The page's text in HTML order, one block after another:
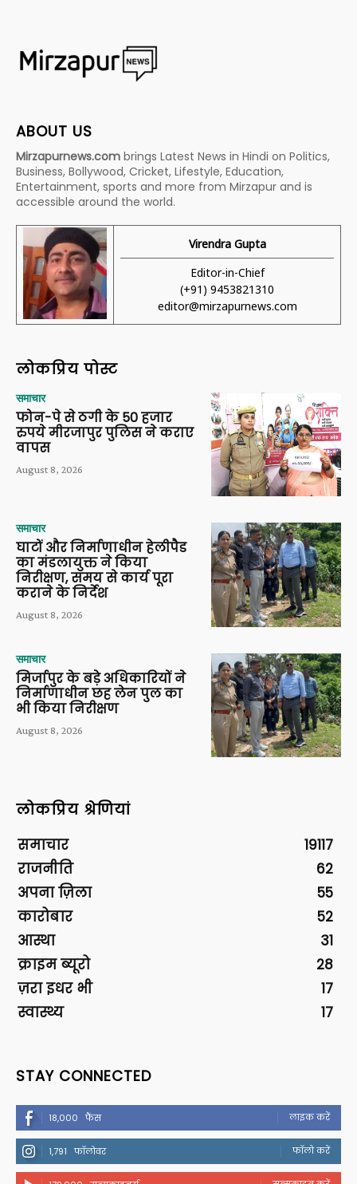
ABOUT US
Mirzapurnews.com brings Latest News in Hindi on Politics,
Business, Bollywood, Cricket, Lifestyle, Education,
Entertainment, sports and more from Mirzapur and is
accessible around the world.
Virendra Gupta
Editor-in-Chief
(+91) 9453821310
editor@mirzapurnews.com
लोकप्रिय पोस्ट
समाचार
फोन-पे से ठगी के 50 हजार
रुपये मीरजापुर पुलिस ने कराए
वापस
August 8, 2026
समाचार
घाटों और निर्माणाधीन हेलीपैड
का मंडलायुक्त ने किया
निरीक्षण, समय से कार्य पूरा
कराने के निर्देश
August 8, 2026
समाचार
मिर्जापुर के बड़े अधिकारियों ने
निर्माणाधीन छह लेन पुल का
भी किया निरीक्षण
August 8, 2026
लोकप्रिय श्रेणियां
समाचार
19117
राजनीति
62
अपना ज़िला
55
कारोबार
52
आस्था
31
क्राइम ब्यूरो
28
ज़रा इधर भी
17
स्वास्थ्य
17
STAY CONNECTED
18,000 फैंस लाइक करें
1,791 फॉलोवर फॉलो करें